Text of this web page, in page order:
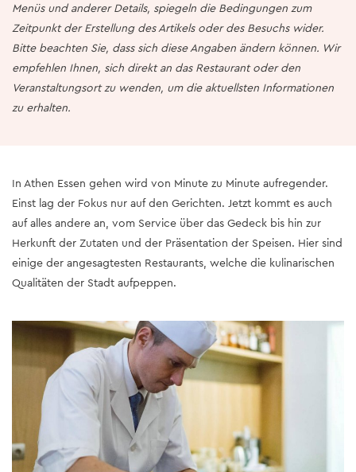
Menüs und anderer Details, spiegeln die Bedingungen zum
Zeitpunkt der Erstellung des Artikels oder des Besuchs wider.
Bitte beachten Sie, dass sich diese Angaben ändern können. Wir
empfehlen Ihnen, sich direkt an das Restaurant oder den
Veranstaltungsort zu wenden, um die aktuellsten Informationen
zu erhalten.
In Athen Essen gehen wird von Minute zu Minute aufregender.
Einst lag der Fokus nur auf den Gerichten. Jetzt kommt es auch
auf alles andere an, vom Service über das Gedeck bis hin zur
Herkunft der Zutaten und der Präsentation der Speisen. Hier sind
einige der angesagtesten Restaurants, welche die kulinarischen
Qualitäten der Stadt aufpeppen.